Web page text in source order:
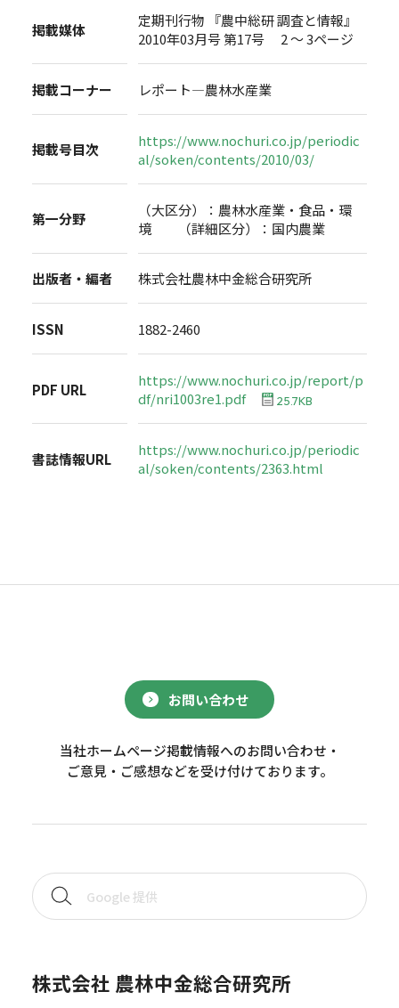
掲載媒体
定期刊行物 『農中総研 調査と情報』
2010年03月号 第17号 2 ～ 3ページ
掲載コーナー レポート―農林水産業
掲載号目次
https://www.nochuri.co.jp/periodic
al/soken/contents/2010/03/
第一分野
（大区分）：農林水産業・食品・環
境 （詳細区分）：国内農業
出版者・編者 株式会社農林中金総合研究所
ISSN 1882-2460
PDF URL
https://www.nochuri.co.jp/report/p
df/nri1003re1.pdf
25.7KB
書誌情報URL
https://www.nochuri.co.jp/periodic
al/soken/contents/2363.html
お問い合わせ
当社ホームページ掲載情報へのお問い合わせ・
ご意見・ご感想などを受け付けております。
株式会社 農林中金総合研究所